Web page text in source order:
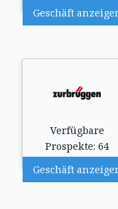
Geschäft
Verfügbare
Prospekte: 64
Geschäft